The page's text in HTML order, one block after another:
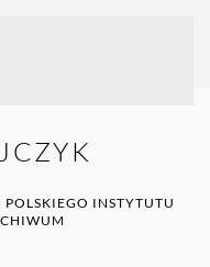
INSTYTUTU